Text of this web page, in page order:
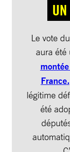
Le vote
aura été
France.
légitime
été